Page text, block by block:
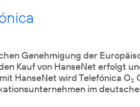
Genehmigung der
Kauf von HanseNet erfolgt
HanseNet wird Telefónica O2
im